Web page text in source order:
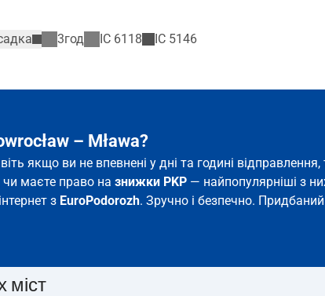
3год IC 6118 IC 5146
– Mława?
якщо ви не впевнені у дні та годині
чи маєте право на знижки PKP — найпопулярніші з
з EuroPodorozh. Зручно і безпечно.
міст